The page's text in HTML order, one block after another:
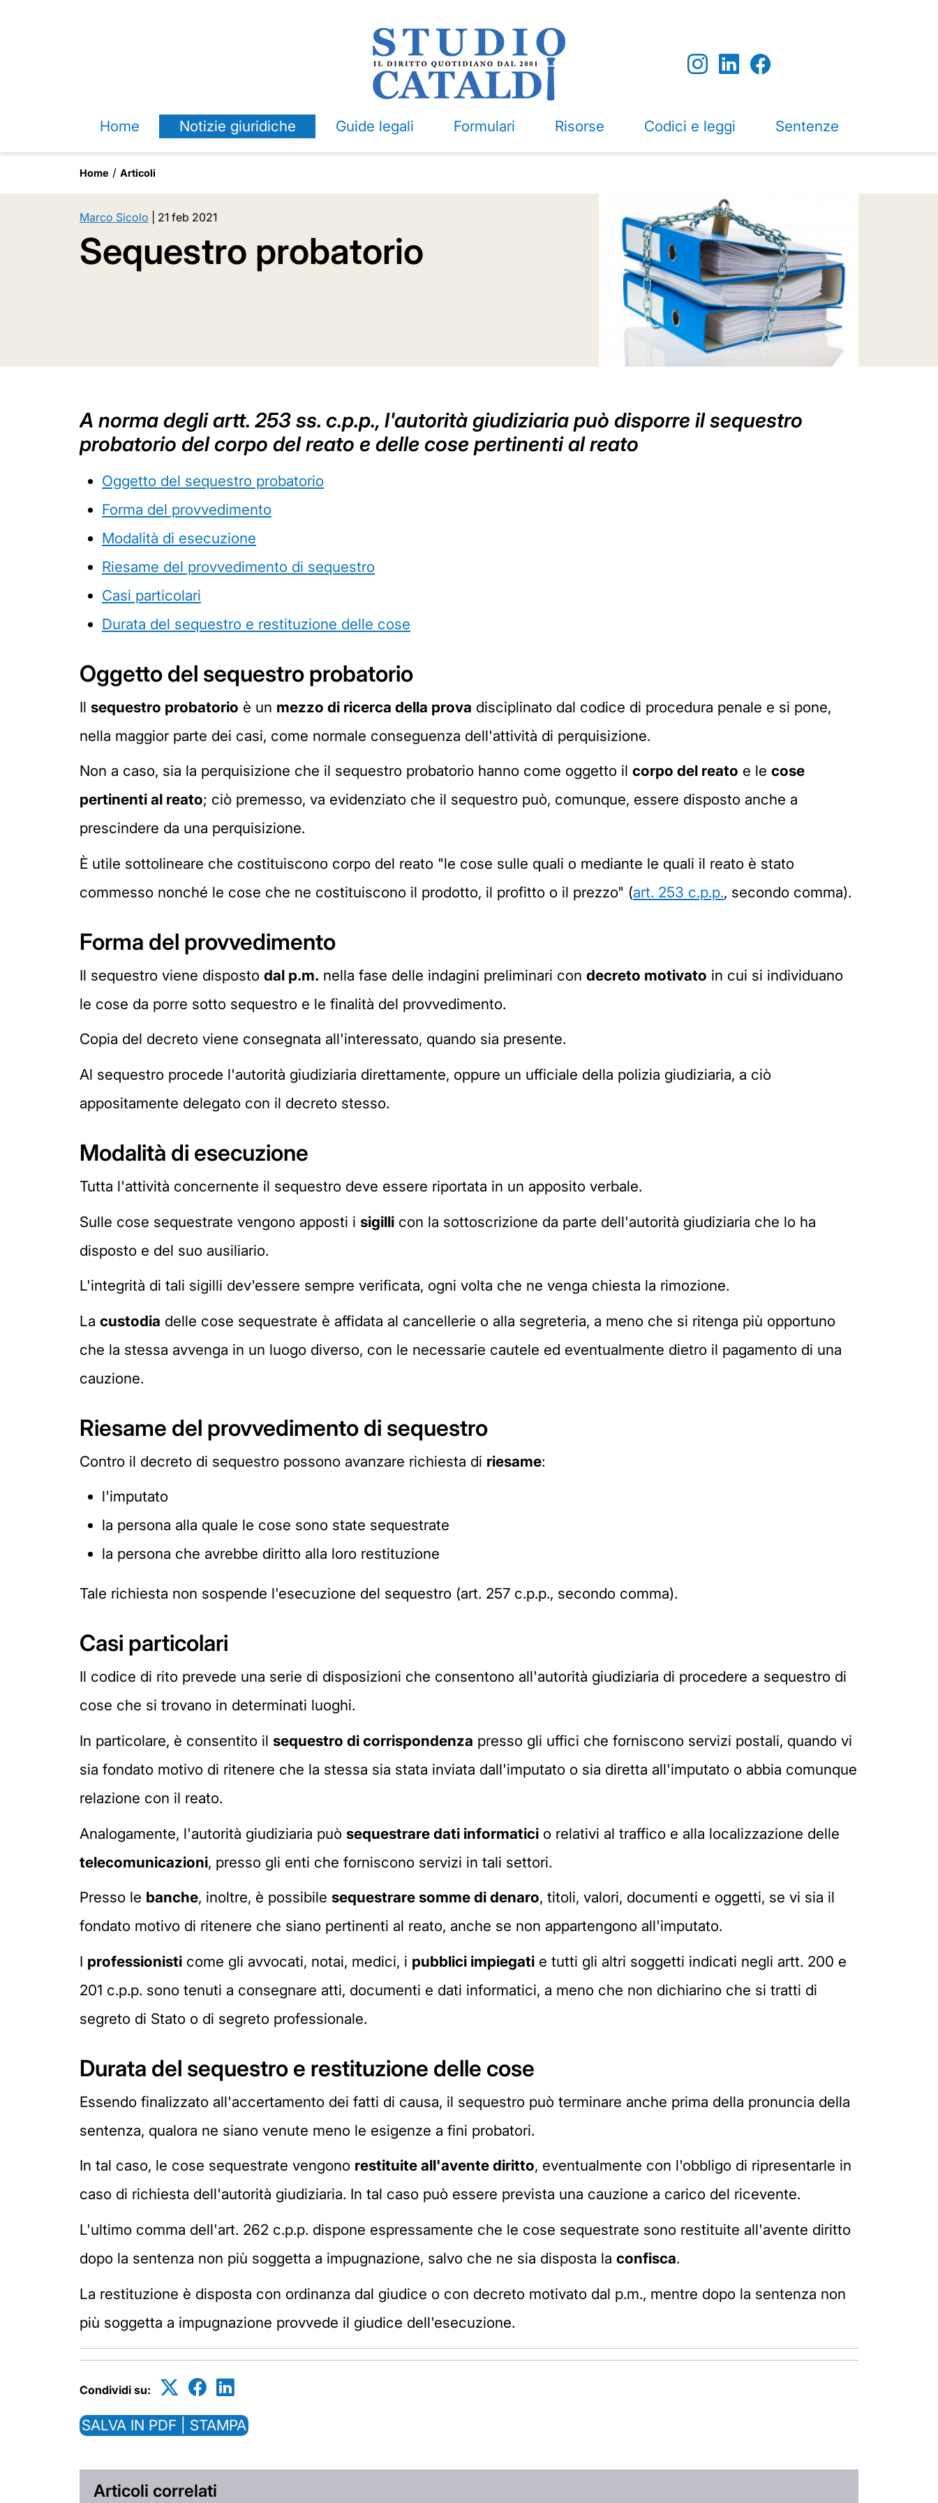
Home Notizie giuridiche Guide legali Formulari Risorse Codici e leggi Sentenze
Home Articoli
Marco Sicolo 21 feb 2021
Sequestro probatorio
A norma degli artt. 253 ss. c.p.p., l'autorità giudiziaria può disporre il sequestro
probatorio del corpo del reato e delle cose pertinenti al reato
Oggetto del sequestro probatorio
Forma del provvedimento
Modalità di esecuzione
Riesame del provvedimento di sequestro
Casi particolari
Durata del sequestro e restituzione delle cose
Oggetto del sequestro probatorio
Il sequestro probatorio è un mezzo di ricerca della prova disciplinato dal codice di procedura penale e si pone,
nella maggior parte dei casi, come normale conseguenza dell'attività di perquisizione.
Non a caso, sia la perquisizione che il sequestro probatorio hanno come oggetto il corpo del reato e le cose
pertinenti al reato; ciò premesso, va evidenziato che il sequestro può, comunque, essere disposto anche a
prescindere da una perquisizione.
È utile sottolineare che costituiscono corpo del reato "le cose sulle quali o mediante le quali il reato è stato
commesso nonché le cose che ne costituiscono il prodotto, il profitto o il prezzo" (art. 253 c.p.p., secondo comma).
Forma del provvedimento
Il sequestro viene disposto dal p.m. nella fase delle indagini preliminari con decreto motivato in cui si individuano
le cose da porre sotto sequestro e le finalità del provvedimento.
Copia del decreto viene consegnata all'interessato, quando sia presente.
Al sequestro procede l'autorità giudiziaria direttamente, oppure un ufficiale della polizia giudiziaria, a ciò
appositamente delegato con il decreto stesso.
Modalità di esecuzione
Tutta l'attività concernente il sequestro deve essere riportata in un apposito verbale.
Sulle cose sequestrate vengono apposti i sigilli con la sottoscrizione da parte dell'autorità giudiziaria che lo ha
disposto e del suo ausiliario.
L'integrità di tali sigilli dev'essere sempre verificata, ogni volta che ne venga chiesta la rimozione.
La custodia delle cose sequestrate è affidata al cancellerie o alla segreteria, a meno che si ritenga più opportuno
che la stessa avvenga in un luogo diverso, con le necessarie cautele ed eventualmente dietro il pagamento di una
cauzione.
Riesame del provvedimento di sequestro
Contro il decreto di sequestro possono avanzare richiesta di riesame:
l'imputato
la persona alla quale le cose sono state sequestrate
la persona che avrebbe diritto alla loro restituzione
Tale richiesta non sospende l'esecuzione del sequestro (art. 257 c.p.p., secondo comma).
Casi particolari
Il codice di rito prevede una serie di disposizioni che consentono all'autorità giudiziaria di procedere a sequestro di
cose che si trovano in determinati luoghi.
In particolare, è consentito il sequestro di corrispondenza presso gli uffici che forniscono servizi postali, quando vi
sia fondato motivo di ritenere che la stessa sia stata inviata dall'imputato o sia diretta all'imputato o abbia comunque
relazione con il reato.
Analogamente, l'autorità giudiziaria può sequestrare dati informatici o relativi al traffico e alla localizzazione delle
telecomunicazioni, presso gli enti che forniscono servizi in tali settori.
Presso le banche, inoltre, è possibile sequestrare somme di denaro, titoli, valori, documenti e oggetti, se vi sia il
fondato motivo di ritenere che siano pertinenti al reato, anche se non appartengono all'imputato.
I professionisti come gli avvocati, notai, medici, i pubblici impiegati e tutti gli altri soggetti indicati negli artt. 200 e
201 c.p.p. sono tenuti a consegnare atti, documenti e dati informatici, a meno che non dichiarino che si tratti di
segreto di Stato o di segreto professionale.
Durata del sequestro e restituzione delle cose
Essendo finalizzato all'accertamento dei fatti di causa, il sequestro può terminare anche prima della pronuncia della
sentenza, qualora ne siano venute meno le esigenze a fini probatori.
In tal caso, le cose sequestrate vengono restituite all'avente diritto, eventualmente con l'obbligo di ripresentarle in
caso di richiesta dell'autorità giudiziaria. In tal caso può essere prevista una cauzione a carico del ricevente.
L'ultimo comma dell'art. 262 c.p.p. dispone espressamente che le cose sequestrate sono restituite all'avente diritto
dopo la sentenza non più soggetta a impugnazione, salvo che ne sia disposta la confisca.
La restituzione è disposta con ordinanza dal giudice o con decreto motivato dal p.m., mentre dopo la sentenza non
più soggetta a impugnazione provvede il giudice dell'esecuzione.
Condividi su:
SALVA IN PDF | STAMPA
Articoli correlati